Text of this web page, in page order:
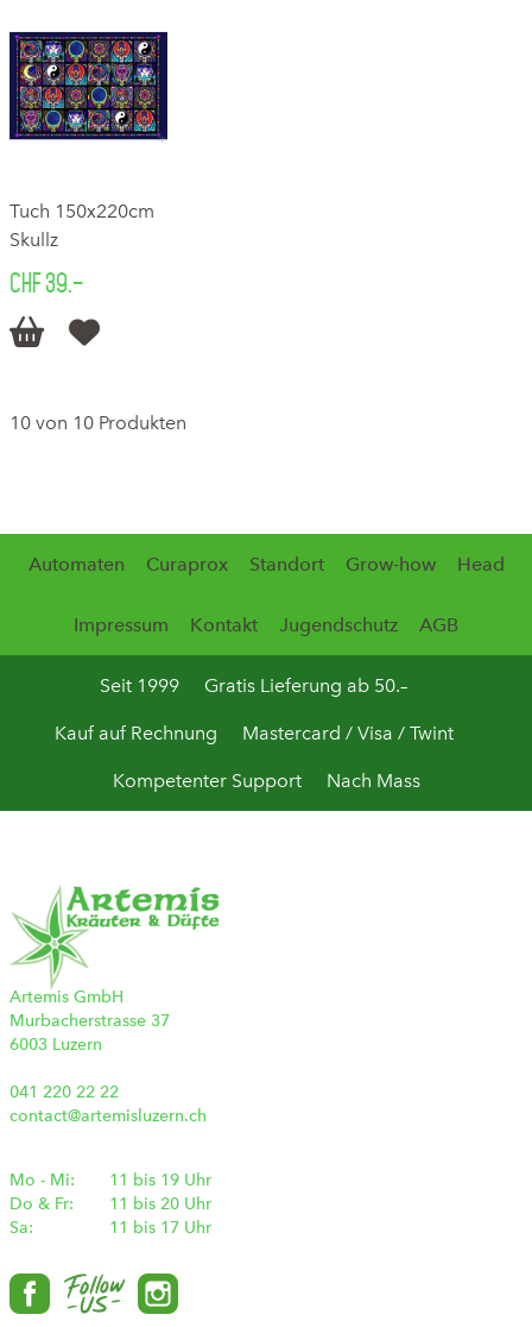
Tuch 150x220cm
Skullz
CHF 39.–
 
10 von 10 Produkten
Automaten Curaprox Standort Grow-how Head
Impressum Kontakt Jugendschutz AGB
Seit 1999 Gratis Lieferung ab 50.–
Kauf auf Rechnung Mastercard / Visa / Twint
Kompetenter Support Nach Mass
Artemis GmbH
Murbacherstrasse 37
6003 Luzern
041 220 22 22
contact@artemisluzern.ch
Mo - Mi:
11 bis 19 Uhr
Do & Fr:
11 bis 20 Uhr
Sa:
11 bis 17 Uhr